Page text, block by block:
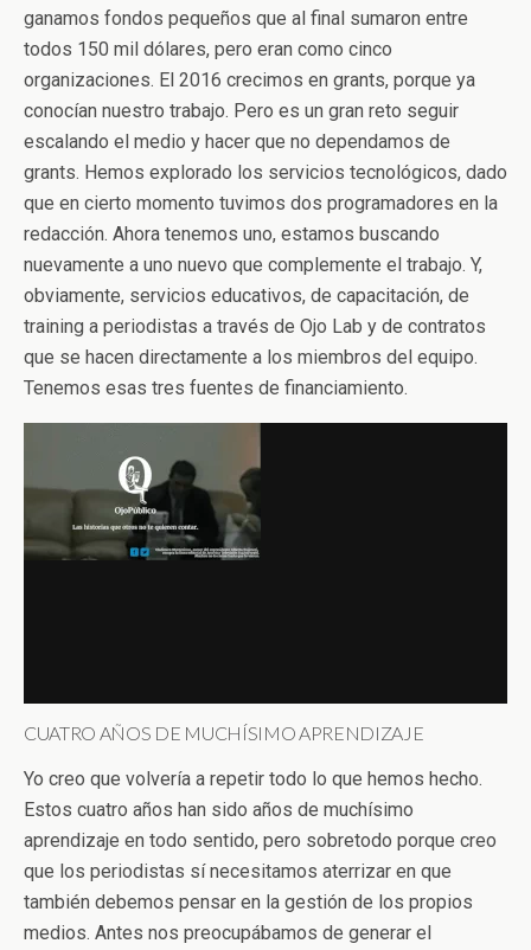
ganamos fondos pequeños que al final sumaron entre
todos 150 mil dólares, pero eran como cinco
organizaciones. El 2016 crecimos en grants, porque ya
conocían nuestro trabajo. Pero es un gran reto seguir
escalando el medio y hacer que no dependamos de
grants. Hemos explorado los servicios tecnológicos, dado
que en cierto momento tuvimos dos programadores en la
redacción. Ahora tenemos uno, estamos buscando
nuevamente a uno nuevo que complemente el trabajo. Y,
obviamente, servicios educativos, de capacitación, de
training a periodistas a través de Ojo Lab y de contratos
que se hacen directamente a los miembros del equipo.
Tenemos esas tres fuentes de financiamiento.
CUATRO AÑOS DE MUCHÍSIMO APRENDIZAJE
Yo creo que volvería a repetir todo lo que hemos hecho.
Estos cuatro años han sido años de muchísimo
aprendizaje en todo sentido, pero sobretodo porque creo
que los periodistas sí necesitamos aterrizar en que
también debemos pensar en la gestión de los propios
medios. Antes nos preocupábamos de generar el